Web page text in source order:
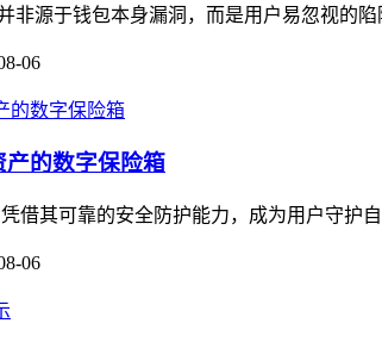
非源于钱包本身漏洞，而是用户易忽视
06
的数字保险箱
借其可靠的安全防护能力，成为用户守护
06